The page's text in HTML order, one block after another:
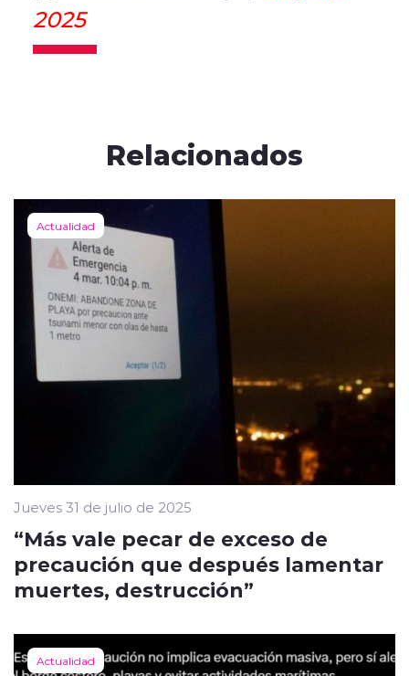
2025
Relacionados
Actualidad
Jueves 31 de julio de 2025
“Más vale pecar de exceso de
precaución que después lamentar
muertes, destrucción”
Actualidad